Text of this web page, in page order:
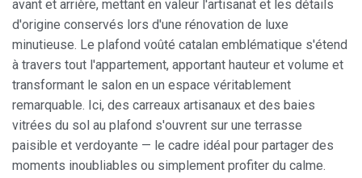
avant et arrière, mettant en valeur l'artisanat et les détails
d'origine conservés lors d'une rénovation de luxe
minutieuse. Le plafond voûté catalan emblématique s'étend
à travers tout l'appartement, apportant hauteur et volume et
transformant le salon en un espace véritablement
remarquable. Ici, des carreaux artisanaux et des baies
vitrées du sol au plafond s'ouvrent sur une terrasse
paisible et verdoyante — le cadre idéal pour partager des
moments inoubliables ou simplement profiter du calme.